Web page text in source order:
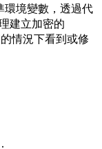
環境變數，透過代
建立加密的
情況下看到或修